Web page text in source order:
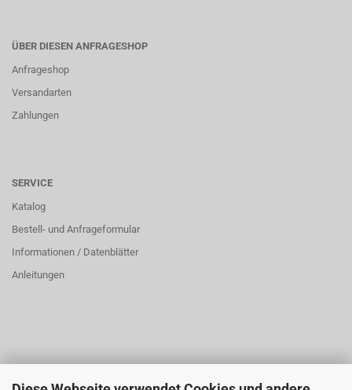
ÜBER DIESEN ANFRAGESHOP
Anfrageshop
Versandarten
Zahlungen
SERVICE
Katalog
Bestell- und Anfrageformular
Informationen / Datenblätter
Anleitungen